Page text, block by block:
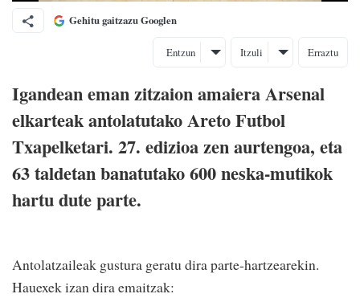
Gehitu gaitzazu Googlen
Entzun Itzuli Erraztu
Igandean eman zitzaion amaiera Arsenal
elkarteak antolatutako Areto Futbol
Txapelketari. 27. edizioa zen aurtengoa, eta
63 taldetan banatutako 600 neska-mutikok
hartu dute parte.
Antolatzaileak gustura geratu dira parte-hartzearekin.
Hauexek izan dira emaitzak: